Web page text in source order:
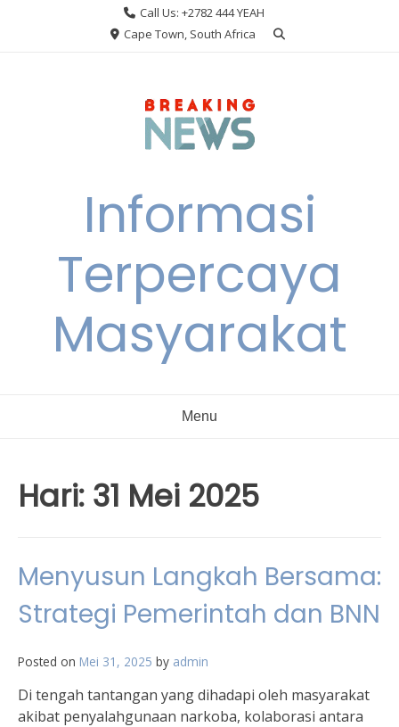
Call Us: +2782 444 YEAH
Cape Town, South Africa
Informasi
Terpercaya
Masyarakat
Menu
Hari: 31 Mei 2025
Menyusun Langkah Bersama:
Strategi Pemerintah dan BNN
Posted on Mei 31, 2025 by admin
Di tengah tantangan yang dihadapi oleh masyarakat
akibat penyalahgunaan narkoba, kolaborasi antara